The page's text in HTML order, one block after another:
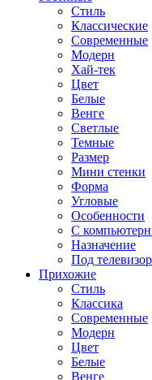
Стиль
Классические
Современные
Модерн
Хай-тек
Цвет
Белые
Венге
Светлые
Темные
Размер
Мини стенки
Форма
Угловые
Особенности
С
Назначение
Под телевизор
Прихожие
Стиль
Классика
Современные
Модерн
Цвет
Белые
Венге